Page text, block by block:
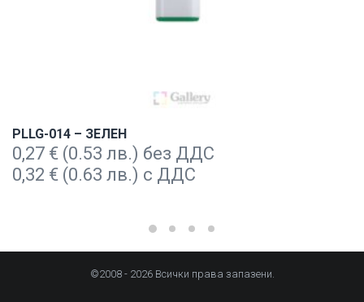
PLLG-014 – ЗЕЛЕН
0,27 € (0.53 лв.) без ДДС
0,32 € (0.63 лв.) с ДДС
©2008 - 2026 Всички права запазени.